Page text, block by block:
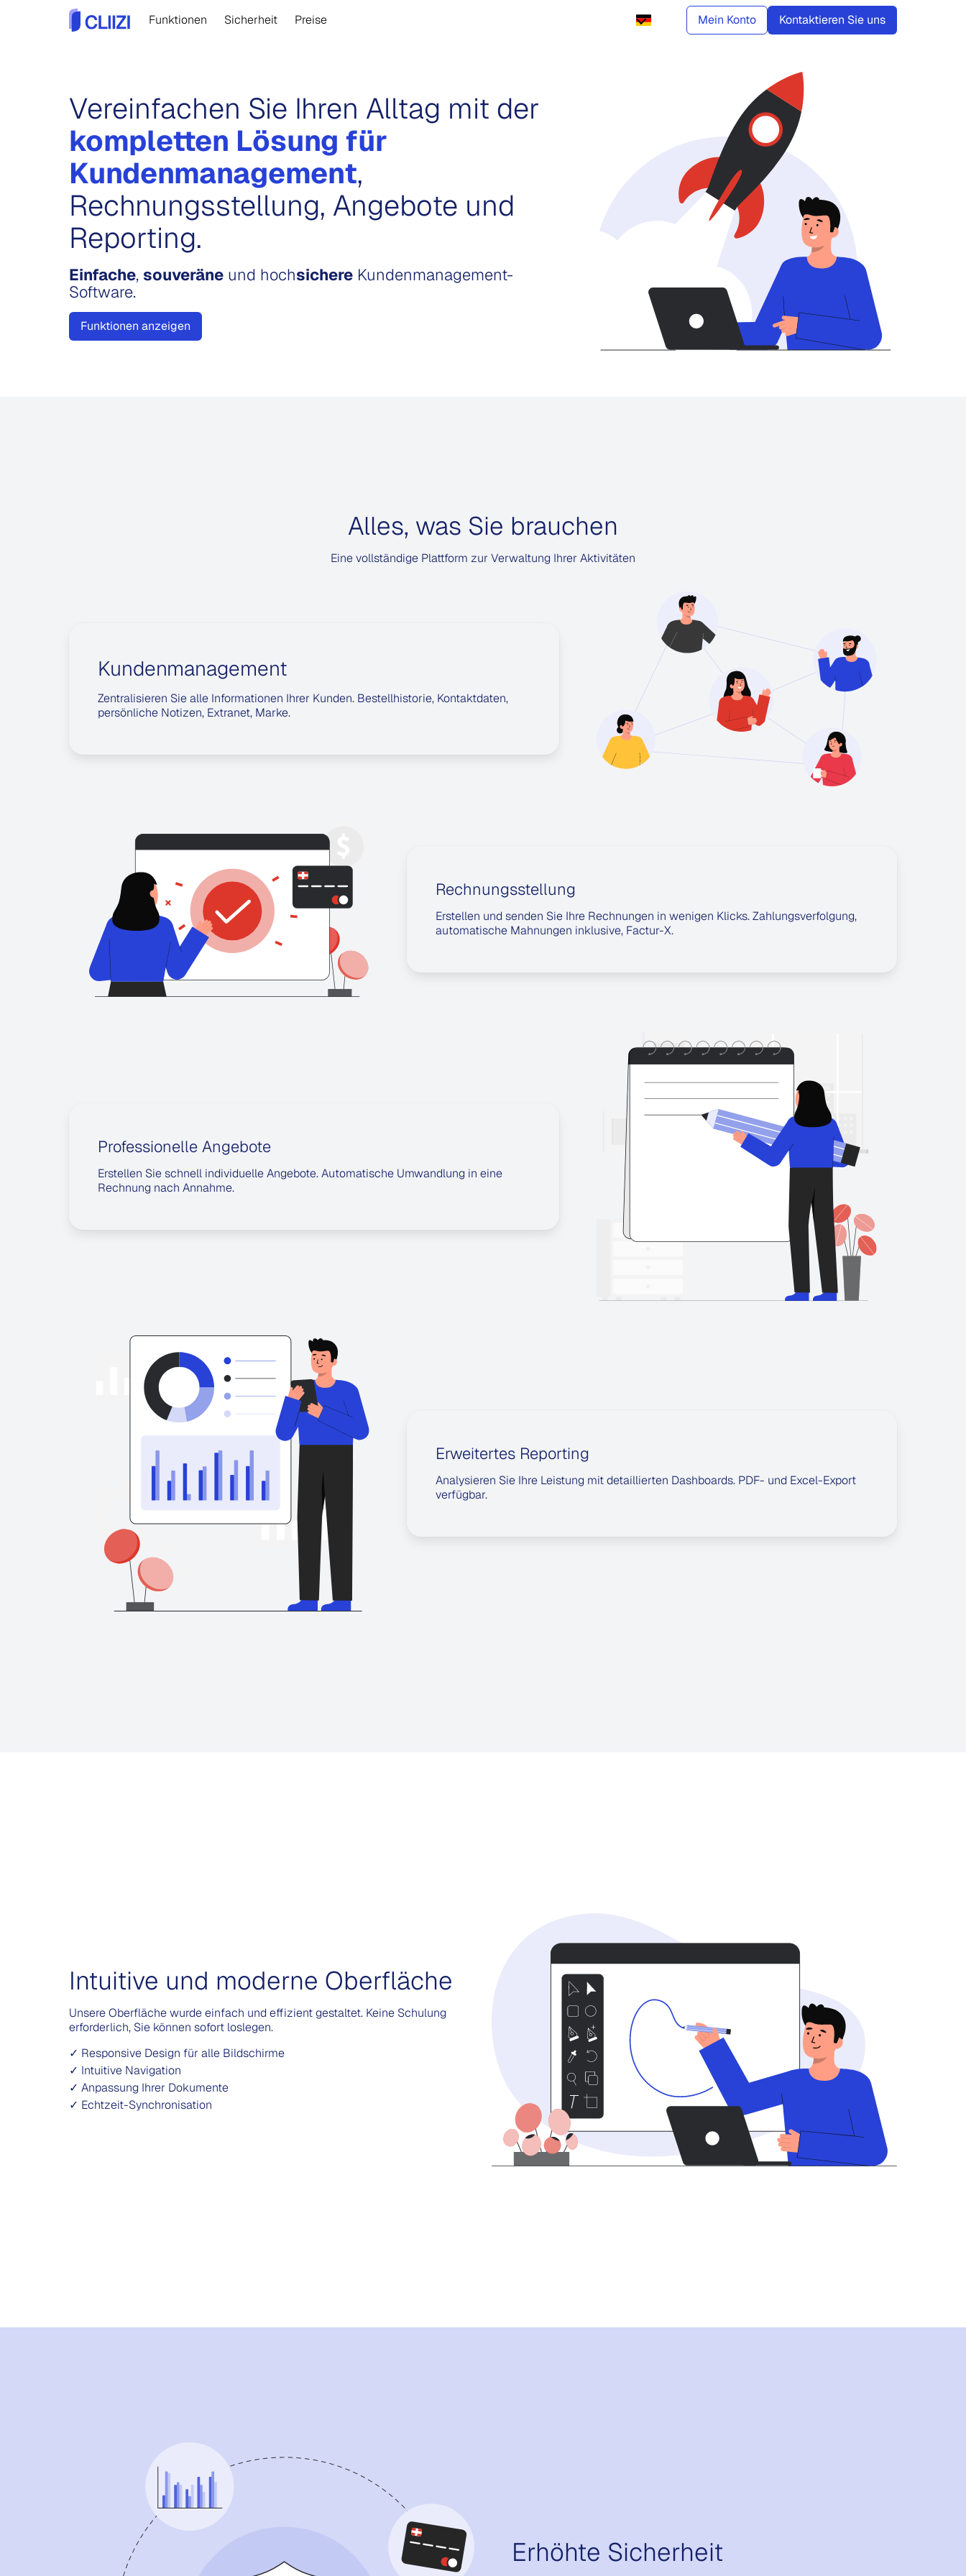
Funktionen Sicherheit Preise Mein Konto Kontaktieren Sie uns
Vereinfachen Sie Ihren Alltag mit der
kompletten Lösung für
Kundenmanagement,
Rechnungsstellung, Angebote und
Reporting.
Einfache, souveräne und hochsichere Kundenmanagement-
Software.
Funktionen anzeigen
Alles, was Sie brauchen
Eine vollständige Plattform zur Verwaltung Ihrer Aktivitäten
Kundenmanagement
Zentralisieren Sie alle Informationen Ihrer Kunden. Bestellhistorie, Kontaktdaten,
persönliche Notizen, Extranet, Marke.
Rechnungsstellung
Erstellen und senden Sie Ihre Rechnungen in wenigen Klicks. Zahlungsverfolgung,
automatische Mahnungen inklusive, Factur-X.
Professionelle Angebote
Erstellen Sie schnell individuelle Angebote. Automatische Umwandlung in eine
Rechnung nach Annahme.
Erweitertes Reporting
Analysieren Sie Ihre Leistung mit detaillierten Dashboards. PDF- und Excel-Export
verfügbar.
Intuitive und moderne Oberfläche
Unsere Oberfläche wurde einfach und effizient gestaltet. Keine Schulung
erforderlich, Sie können sofort loslegen.
✓ Responsive Design für alle Bildschirme
✓ Intuitive Navigation
✓ Anpassung Ihrer Dokumente
✓ Echtzeit-Synchronisation
Erhöhte Sicherheit